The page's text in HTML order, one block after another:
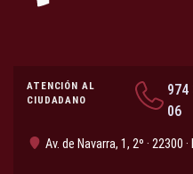
ATENCIÓN AL
CIUDADANO
974
06
Av. de Navarra, 1, 2º · 22300